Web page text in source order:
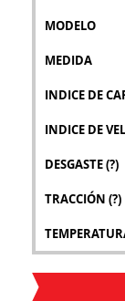
MODELO
MEDIDA
INDICE DE
INDICE DE
DESGASTE(?)
TRACCIÓN (?)
imágenes